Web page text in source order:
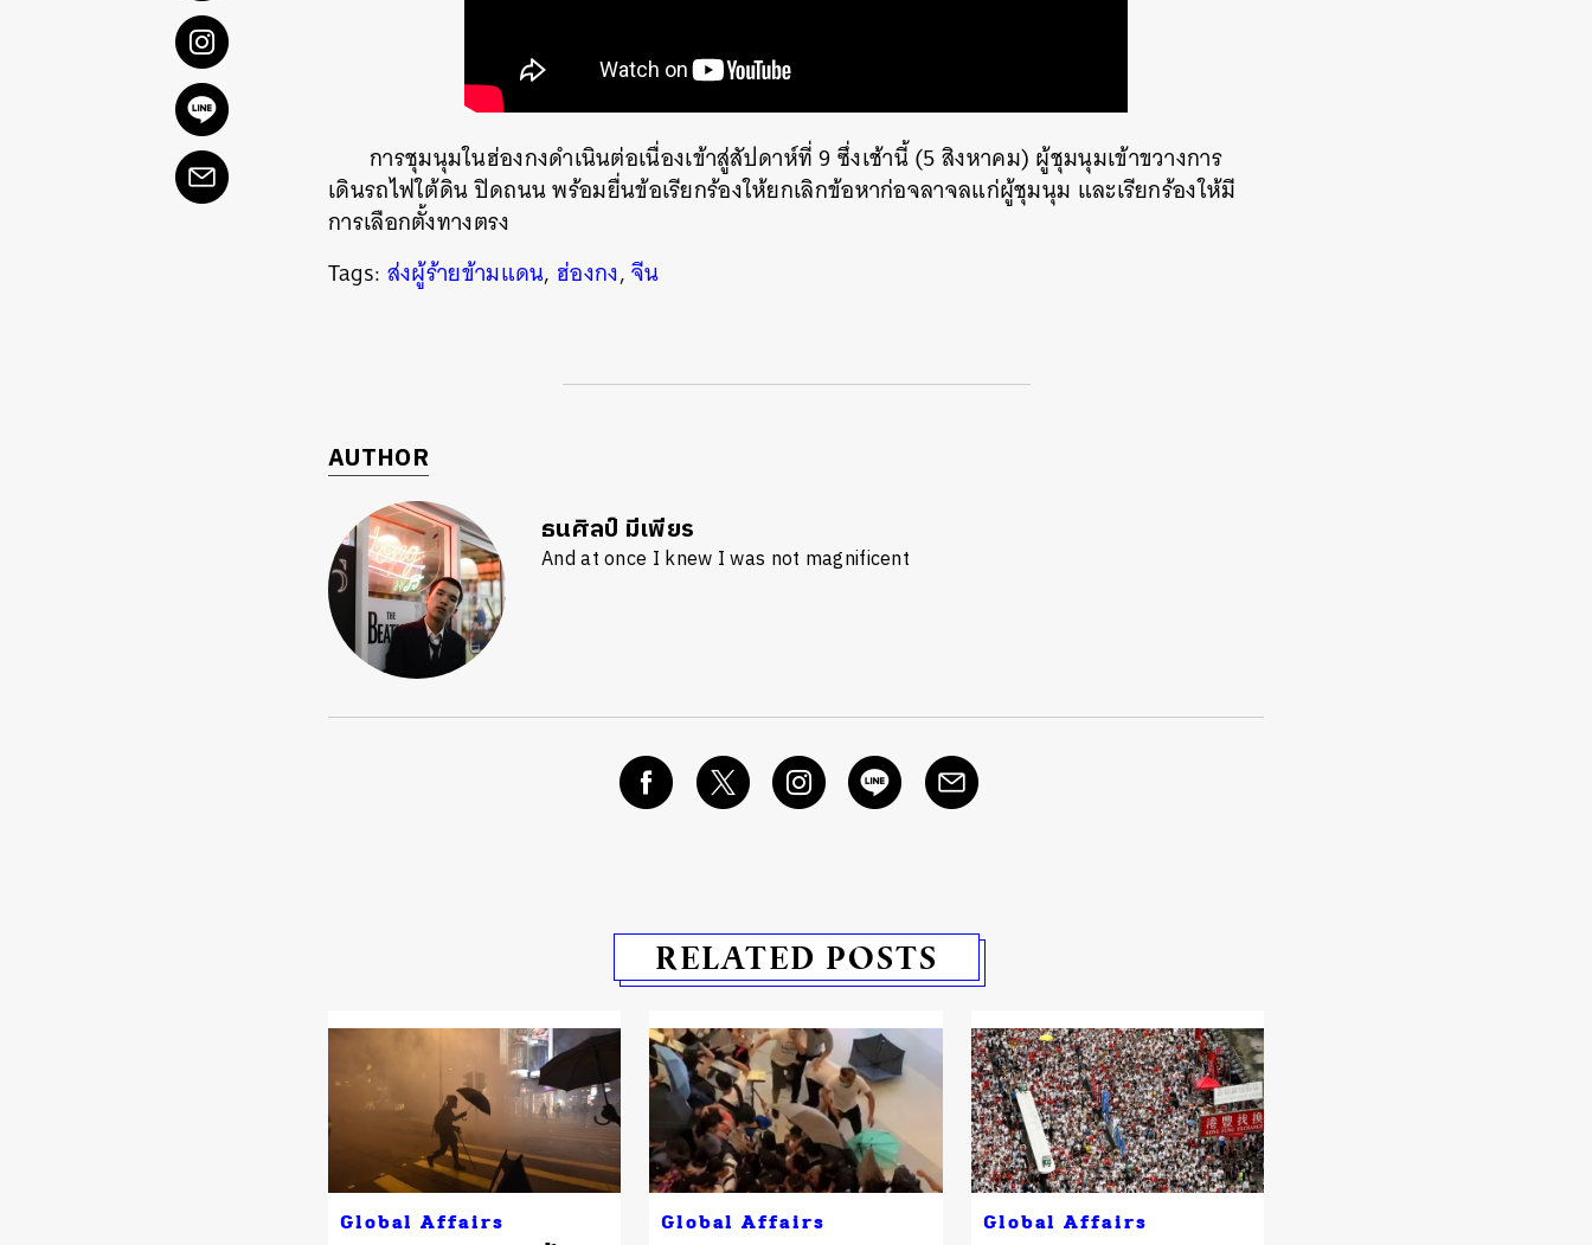
การชุมนุมในฮ่องกงดำเนินต่อเนื่องเข้าสู่สัปดาห์ที่ 9 ซึ่งเช้านี้ (5 สิงหาคม) ผู้ชุมนุมเข้าขวางการ
เดินรถไฟใต้ดิน ปิดถนน พร้อมยื่นข้อเรียกร้องให้ยกเลิกข้อหาก่อจลาจลแก่ผู้ชุมนุม และเรียกร้องให้มี
การเลือกตั้งทางตรง
Tags: ส่งผู้ร้ายข้ามแดน, ฮ่องกง,จีน
AUTHOR
ธนศิลป์ มีเพียร
And at once I knew I was not magnificent
RELATED POSTS
Global Affairs Global Affairs Global Affairs